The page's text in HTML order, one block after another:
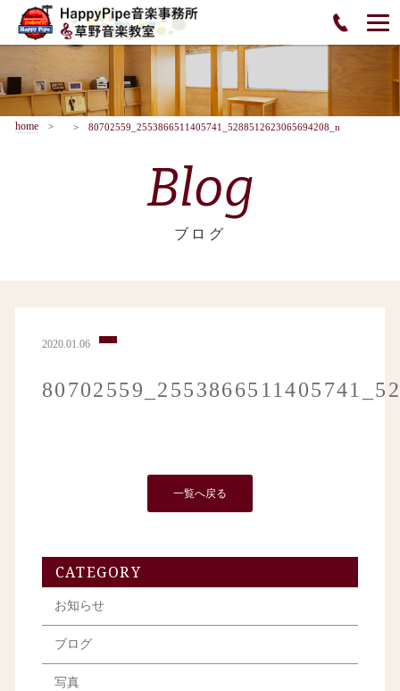
home 80702559_2553866511405741_5288512623065694208_n
Blog
ブログ
2020.01.06
一覧へ戻る
CATEGORY
お知らせ
ブログ
写真